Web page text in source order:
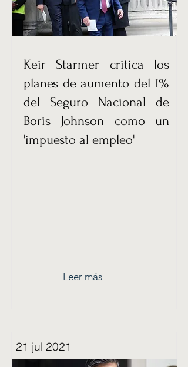
Keir Starmer critica los
planes de aumento del 1%
del Seguro Nacional de
Boris Johnson como un
'impuesto al empleo'
Leer más
21 jul 2021